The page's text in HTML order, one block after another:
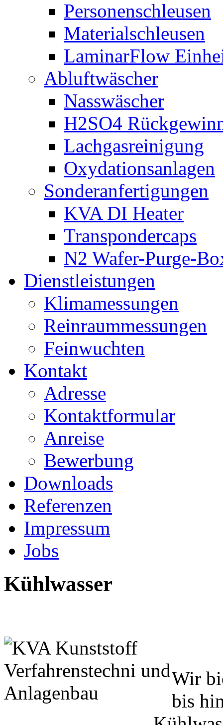
Personenschleusen
Materialschleusen
LaminarFlow
Abluftwäscher
Nasswäscher
H2SO4
Lachgasreinigung
Oxydationsanlagen
Sonderanfertigungen
KVA DI Heater
Transpondercaps
N2 Wafer-Purge-
Dienstleistungen
Klimamessungen
Reinraummessungen
Feinwuchten
Kontakt
Adresse
Kontaktformular
Anreise
Bewerbung
Downloads
Referenzen
Impressum
Jobs
Kühlwasser
Wir
bis